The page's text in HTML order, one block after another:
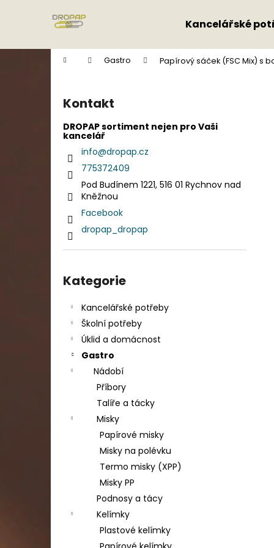
Kancelářské
Domů Gastro Papírový sáček (FSC Mix) s
Kontakt
DROPAP sortiment nejen pro Vaši
kancelář
info@dropap.cz
775372409
Pod Budínem 1221, 516 01 Rychnov nad
Kněžnou
Facebook
dropap_dropap
kategorie
Kategorie
Kancelářské potřeby
Školní potřeby
Úklid a domácnost
Gastro
Nádobí
Příbory
Talíře a tácky
Misky
Papírové misky
Misky na polévku
Termo misky (XPP)
Misky PP
Podnosy a tácy
Kelímky
Plastové kelímky
í
Zpět
do
Zpět
do
DAHLE LAMINÁTOR 70103, A3, 2 VÁLCE
Původně: 2 667 Kč